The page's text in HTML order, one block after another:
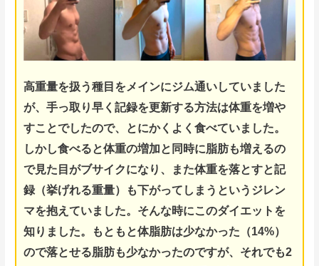
高重量を扱う種目をメインにジム通いしていました
が、手っ取り早く記録を更新する方法は体重を増や
すことでしたので、とにかくよく食べていました。
しかし食べると体重の増加と同時に脂肪も増えるの
で見た目がブサイクになり、また体重を落とすと記
録（挙げれる重量）も下がってしまうというジレン
マを抱えていました。 そんな時にこのダイエットを
知りました。もともと体脂肪は少なかった（14%）
ので落とせる脂肪も少なかったのですが、それでも2